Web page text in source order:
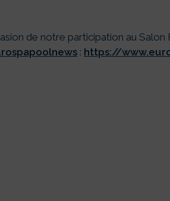
de notre participation au
: https://